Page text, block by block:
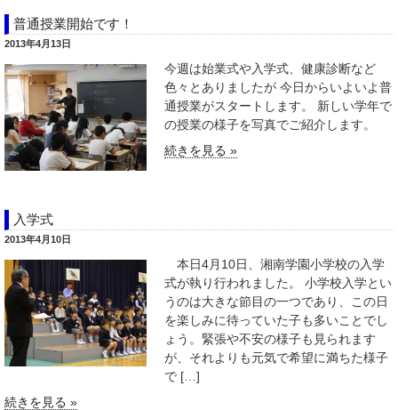
普通授業開始です！
2013年4月13日
今週は始業式や入学式、健康診断など
色々とありましたが 今日からいよいよ普
通授業がスタートします。 新しい学年で
の授業の様子を写真でご紹介します。
続きを見る »
入学式
2013年4月10日
本日4月10日、湘南学園小学校の入学
式が執り行われました。 小学校入学とい
うのは大きな節目の一つであり、この日
を楽しみに待っていた子も多いことでし
ょう。緊張や不安の様子も見られます
が、それよりも元気で希望に満ちた様子
で […]
続きを見る »